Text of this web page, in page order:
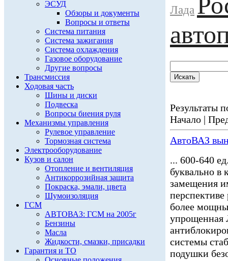
ЭСУД
Обзоры и документы
Вопросы и ответы
Система питания
Система зажигания
Система охлаждения
Газовое оборудование
Другие вопросы
Трансмиссия
Ходовая часть
Шины и диски
Подвеска
Вопросы биения руля
Механизмы управления
Рулевое управление
Тормозная система
Электрооборудование
Кузов и салон
Отопление и вентиляция
Антикоррозийная защита
Покраска, эмали, цвета
Шумоизоляция
ГСМ
АВТОВАЗ: ГСМ на 2005г
Бензины
Масла
Жидкости, смазки, присадки
Гарантия и ТО
Лада
Результаты
Начало |
АвтоВАЗ
... 600-640
буквально в
замещения
перспективе
более
упрощенная
системы
подушки